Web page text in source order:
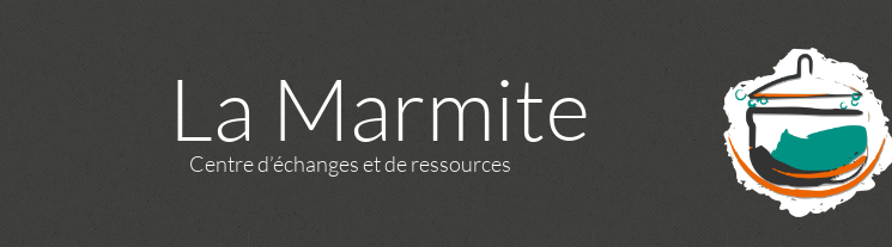
La Marmite
Centre d’échanges et de ressources